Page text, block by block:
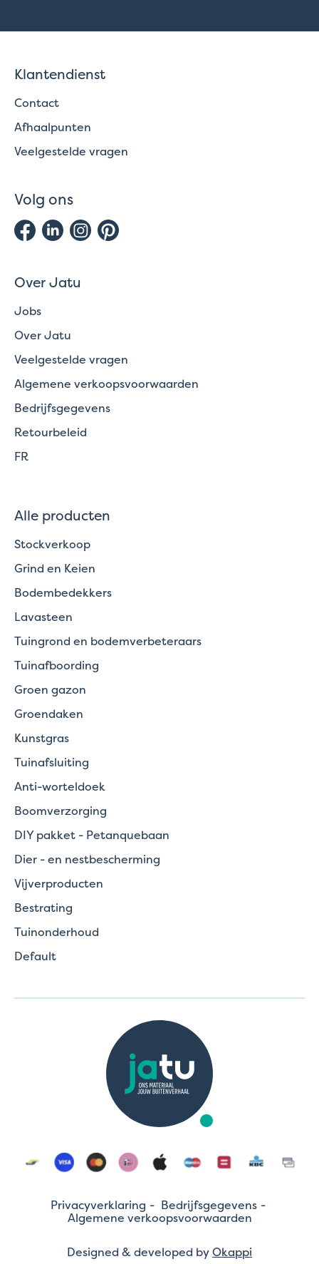
Klantendienst
Contact
Afhaalpunten
Veelgestelde vragen
Volg ons
Over Jatu
Jobs
Over Jatu
Veelgestelde vragen
Algemene verkoopsvoorwaarden
Bedrijfsgegevens
Retourbeleid
FR
Alle producten
Stockverkoop
Grind en Keien
Bodembedekkers
Lavasteen
Tuingrond en bodemverbeteraars
Tuinafboording
Groen gazon
Groendaken
Kunstgras
Tuinafsluiting
Anti-worteldoek
Boomverzorging
DIY pakket - Petanquebaan
Dier - en nestbescherming
Vijverproducten
Bestrating
Tuinonderhoud
Default
Privacyverklaring
Bedrijfsgegevens
Algemene verkoopsvoorwaarden
Designed & developed byOkappi